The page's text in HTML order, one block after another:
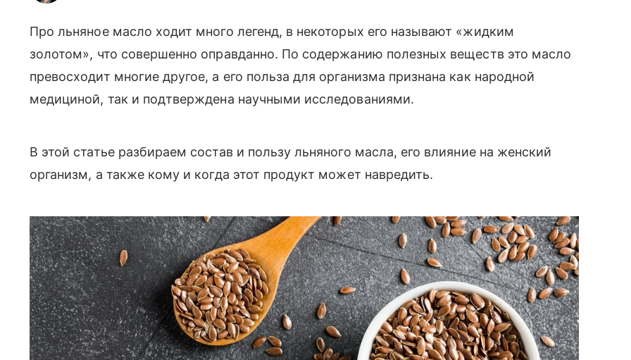
Про льняное масло ходит много легенд, в некоторых его называют «жидким
золотом», что совершенно оправданно. По содержанию полезных веществ это масло
превосходит многие другое, а его польза для организма признана как народной
медициной, так и подтверждена научными исследованиями.
В этой статье разбираем состав и пользу льняного масла, его влияние на женский
организм, а также кому и когда этот продукт может навредить.